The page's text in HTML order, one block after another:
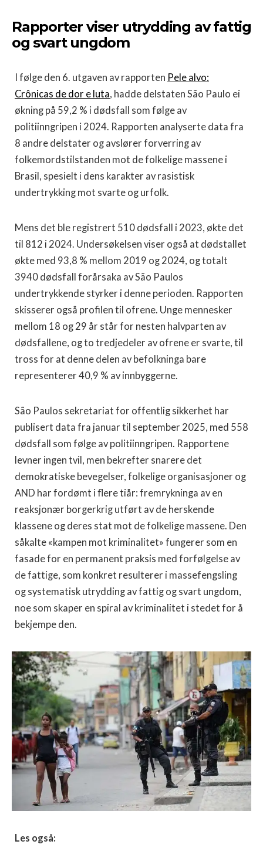
Rapporter viser utrydding av fattig
og svart ungdom
I følge den 6. utgaven av rapporten Pele alvo:
Crônicas de dor e luta, hadde delstaten São Paulo ei
økning på 59,2 % i dødsfall som følge av
politiinngripen i 2024. Rapporten analyserte data fra
8 andre delstater og avslører forverring av
folkemordstilstanden mot de folkelige massene i
Brasil, spesielt i dens karakter av rasistisk
undertrykking mot svarte og urfolk.
Mens det ble registrert 510 dødsfall i 2023, økte det
til 812 i 2024. Undersøkelsen viser også at dødstallet
økte med 93,8 % mellom 2019 og 2024, og totalt
3940 dødsfall forårsaka av São Paulos
undertrykkende styrker i denne perioden. Rapporten
skisserer også profilen til ofrene. Unge mennesker
mellom 18 og 29 år står for nesten halvparten av
dødsfallene, og to tredjedeler av ofrene er svarte, til
tross for at denne delen av befolkninga bare
representerer 40,9 % av innbyggerne.
São Paulos sekretariat for offentlig sikkerhet har
publisert data fra januar til september 2025, med 558
dødsfall som følge av politiinngripen. Rapportene
levner ingen tvil, men bekrefter snarere det
demokratiske bevegelser, folkelige organisasjoner og
AND har fordømt i flere tiår: fremrykninga av en
reaksjonær borgerkrig utført av de herskende
klassene og deres stat mot de folkelige massene. Den
såkalte «kampen mot kriminalitet» fungerer som en
fasade for en permanent praksis med forfølgelse av
de fattige, som konkret resulterer i massefengsling
og systematisk utrydding av fattig og svart ungdom,
noe som skaper en spiral av kriminalitet i stedet for å
bekjempe den.
Les også: